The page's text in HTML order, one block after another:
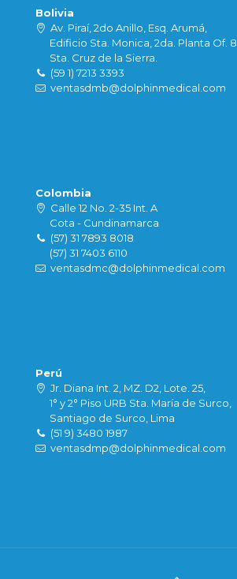
Bolivia
Av. Piraí, 2do Anillo, Esq. Arumá,
Edificio Sta. Monica, 2da. Planta Of. 8
Sta. Cruz de la Sierra.
(59 1) 7213 3393
ventasdmb@dolphinmedical.com
Colombia
Calle 12 No. 2-35 Int. A
Cota - Cundinamarca
(57) 31 7893 8018
(57) 31 7403 6110
ventasdmc@dolphinmedical.com
Perú
Jr. Diana Int. 2, MZ. D2, Lote. 25,
1° y 2° Piso URB Sta. María de Surco,
Santiago de Surco, Lima
(51 9) 3480 1987
ventasdmp@dolphinmedical.com